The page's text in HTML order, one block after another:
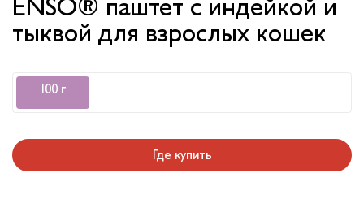
ENSO® паштет с индейкой и
тыквой для взрослых кошек
100 г
Где купить